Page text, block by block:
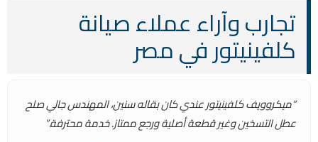
تجارب وآراء عملاء صيانة
كلفينيتور في مصر
“ميكروويف كلفينيتور عندي كان بقاله سنين، المهندس جالي صلح
عطل التسخين وغير قطعة أصلية ورجع ممتاز. خدمة محترفة.”